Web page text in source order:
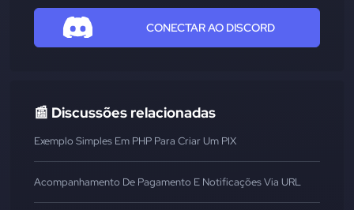
CONECTAR AO DISCORD
📰 Discussões relacionadas
Exemplo Simples Em PHP Para Criar Um PIX
Acompanhamento De Pagamento E Notificações Via URL